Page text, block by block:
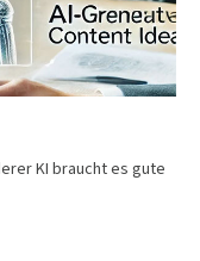
KI braucht es gute